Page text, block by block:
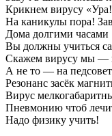
Крикнем вирусу
На каникулы пора!
Дома долгими часами
Вы должны учиться
Скажем вирусу мы —
А не то — на
Резонанс засёк
Вирус
Пневмонию чтоб
Надо физику учить!